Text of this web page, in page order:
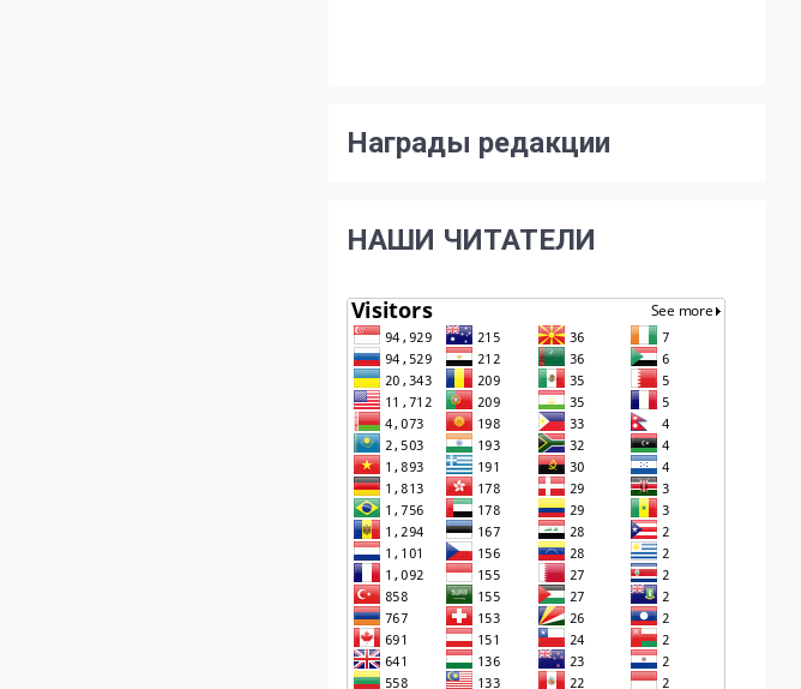
Награды редакции
НАШИ ЧИТАТЕЛИ